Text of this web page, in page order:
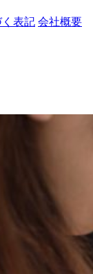
表記 会社概要